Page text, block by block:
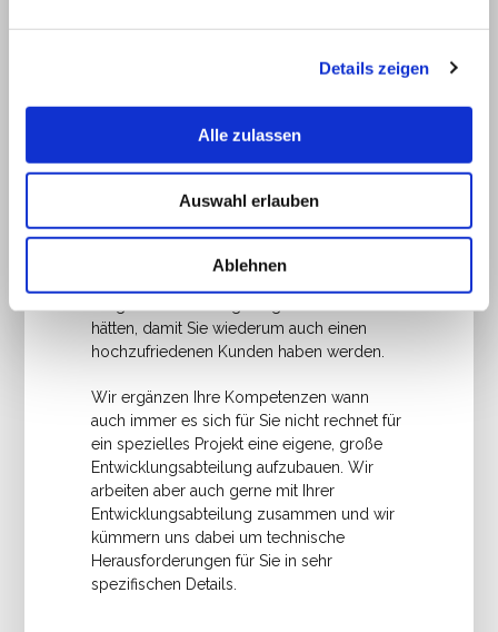
Details zeigen
Alle zulassen
Auswahl erlauben
Ablehnen
Für Ihr Vorhaben binden Sie uns einfach so
modular in Ihr Projekt ein, wie es für Sie am
besten passt. Lassen Sie uns einfach
wissen, wie Sie den Erfolg Ihres Projektes
messen
hätten, damit Sie wiederum auch einen
hochzufriedenen Kunden haben werden.
Wir ergänzen Ihre Kompetenzen wann
auch immer es sich für Sie nicht rechnet für
ein spezielles Projekt eine eigene, große
Entwicklungsabteilung aufzubauen. Wir
arbeiten aber auch gerne mit Ihrer
Entwicklungsabteilung zusammen und wir
kümmern uns dabei um technische
Herausforderungen für Sie in sehr
spezifischen Details.